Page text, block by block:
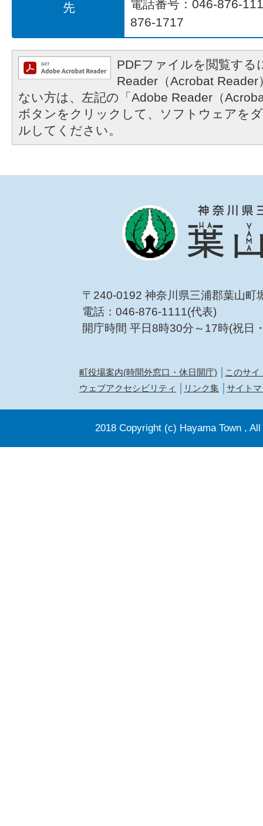
先
電話番号：046-876-
876-1717
PDFファイルを閲覧する
Reader（Acrobat
ない方は、左記の「Adobe Reader（
ボタンをクリックして、ソフトウェアを
ルしてください。
〒240-0192 神奈川県三浦郡葉山町
電話：046-876-1111(代表)
開庁時間 平日8時30分～17時(祝日
町役場案内(時間外窓口・休日開庁)
このサイ
ウェブアクセシビリティ
リンク集 サイト
2018 Copyright (c) Hayama Town ,